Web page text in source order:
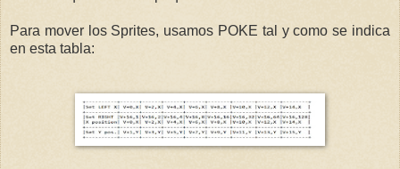
Para mover los Sprites, usamos POKE tal y como se indica
en esta tabla: